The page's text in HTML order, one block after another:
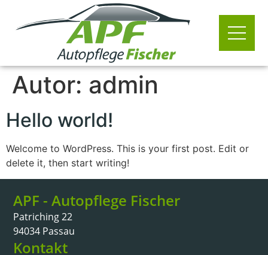
Autor: admin
Hello world!
Welcome to WordPress. This is your first post. Edit or
delete it, then start writing!
APF - Autopflege Fischer
Patriching 22
94034 Passau
Kontakt